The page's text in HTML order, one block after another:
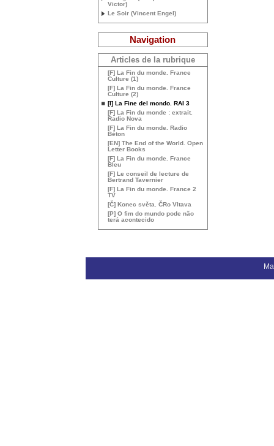
Victor)
Le Soir (Vincent Engel)
Navigation
Articles de la rubrique
[F] La Fin du monde. France
Culture (1)
[F] La Fin du monde. France
Culture (2)
[I] La Fine del mondo. RAI 3
[F] La Fin du monde : extrait.
Radio Nova
[F] La Fin du monde. Radio
Béton
[EN] The End of the World. Open
Letter Books
[F] La Fin du monde. France
Bleu
[F] Le conseil de lecture de
Bertrand Tavernier
[F] La Fin du monde. France 2
TV
[Č] Konec světa. ČRo Vltava
[P] O fim do mundo pode não
terá acontecido